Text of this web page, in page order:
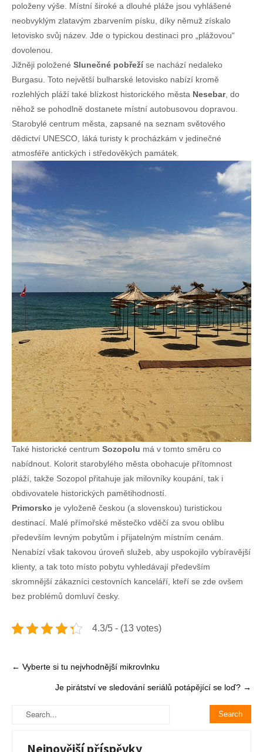
položeny výše. Místní široké a dlouhé pláže jsou vyhlášené
neobvyklým zlatavým zbarvením písku, díky němuž získalo
letovisko svůj název. Jde o typickou destinaci pro „plážovou“
dovolenou.
Jižněji položené Slunečné pobřežíse nachází nedaleko
Burgasu. Toto největší bulharské letovisko nabízí kromě
rozlehlých pláží také blízkost historického města Nesebar, do
něhož se pohodlně dostanete místní autobusovou dopravou.
Starobylé centrum města, zapsané na seznam světového
dědictví UNESCO, láká turisty k procházkám v jedinečné
atmosféře antických i středověkých památek.
Také historické centrum Sozopolu má v tomto směru co
nabídnout. Kolorit starobylého města obohacuje přítomnost
pláží, takže Sozopol přitahuje jak milovníky koupání, tak i
obdivovatele historických pamětihodností.
Primorsko je vyloženě českou (a slovenskou) turistickou
destinací. Malé přímořské městečko vděčí za svou oblibu
především levným pobytům i přijatelným místním cenám.
Nenabízí však takovou úroveň služeb, aby uspokojilo vybíravější
klienty, a tak toto místo pobytu vyhledávají především
skromnější zákazníci cestovních kanceláří, kteří se zde ovšem
bez problémů domluví česky.
4.3/5 - (13 votes)
Post
navigation
← Vyberte si tu nejvhodnější mikrovlnku
Je pirátství ve sledování seriálů potápějící se loď? →
Nejnovější příspěvky